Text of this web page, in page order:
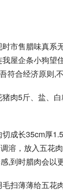
市售腊味真系
屋企条小狗望
符合经济原则,
肉5斤、盐、
成长35cm厚
溶，放入五花
,到时腊肉会以
扫薄薄给五花